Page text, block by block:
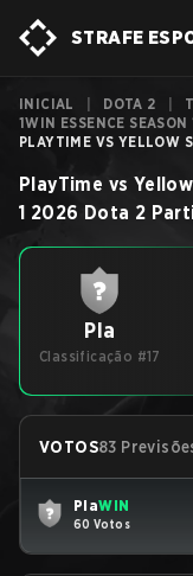
STRAFE
INICIAL DOTA 2
1WIN ESSENCE
PLAYTIME VS YELLOW
PlayTime vs
1 2026 Dota 2
Pla
Classificação #17
VOTOS83
PlaWIN
60 Votos